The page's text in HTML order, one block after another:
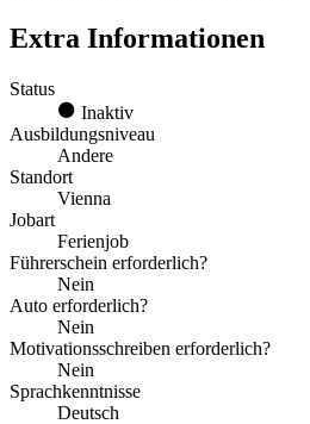
Extra Informationen
Status
Inaktiv
Ausbildungsniveau
Andere
Standort
Vienna
Jobart
Ferienjob
Führerschein erforderlich?
Nein
Auto erforderlich?
Nein
Motivationsschreiben erforderlich?
Nein
Sprachkenntnisse
Deutsch